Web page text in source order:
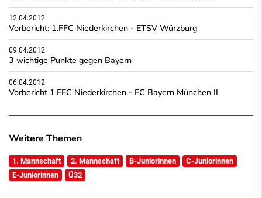
12.04.2012
Vorbericht: 1.FFC Niederkirchen - ETSV Würzburg
09.04.2012
3 wichtige Punkte gegen Bayern
06.04.2012
Vorbericht 1.FFC Niederkirchen - FC Bayern München II
Weitere Themen
1. Mannschaft 2. Mannschaft B-Juniorinnen
C-Juniorinnen
E-Juniorinnen
Ü32